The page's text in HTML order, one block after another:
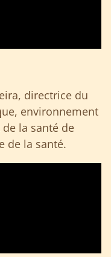
directrice du
environnement
la santé de
de la santé.